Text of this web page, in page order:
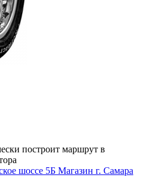
построит маршрут в
шоссе 5Б Магазин г. Самара